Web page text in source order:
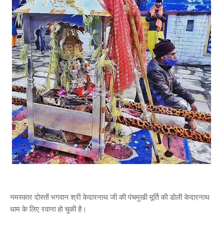
नमस्कार दोस्तों भगवान श्री केदारनाथ जी की पंचमुखी मूर्ति की डोली केदारनाथ
धाम के लिए रवाना हो चुकी है।